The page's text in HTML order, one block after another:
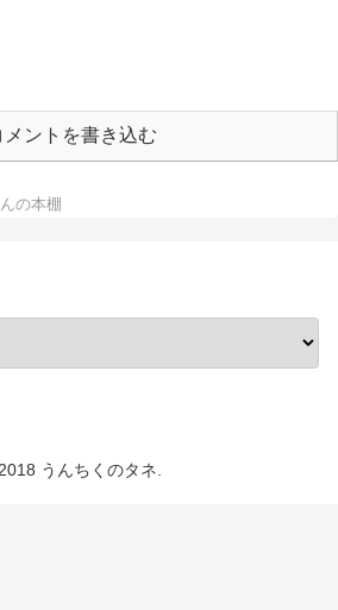
メントを書き込む
の本棚
うんちくのタネ.